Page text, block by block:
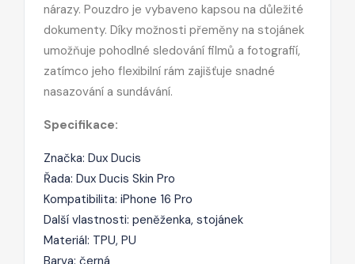
nárazy. Pouzdro je vybaveno kapsou na důležité
dokumenty. Díky možnosti přeměny na stojánek
umožňuje pohodlné sledování filmů a fotografií,
zatímco jeho flexibilní rám zajišťuje snadné
nasazování a sundávání.
Specifikace:
Značka: Dux Ducis
Řada: Dux Ducis Skin Pro
Kompatibilita: iPhone 16 Pro
Další vlastnosti: peněženka, stojánek
Materiál: TPU, PU
Barva: černá